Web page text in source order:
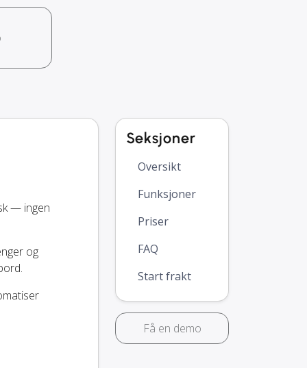
— ingen
og
Seksjoner
Oversikt
Funksjoner
Priser
FAQ
Start frakt
Få en demo